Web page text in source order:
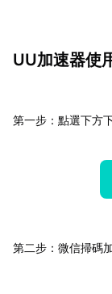
UU加速器使
第一步：點選下方
第二步：微信掃碼